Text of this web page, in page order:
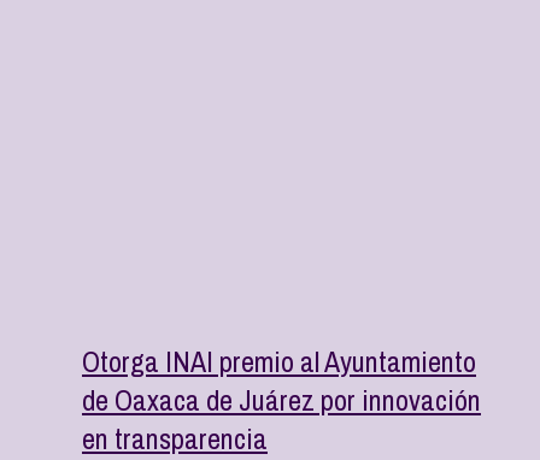
Otorga INAI premio al Ayuntamiento
de Oaxaca de Juárez por innovación
en transparencia